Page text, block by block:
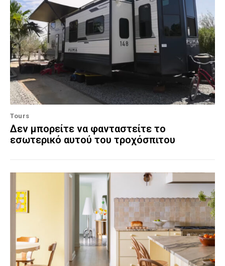
Tours
Δεν μπορείτε να φανταστείτε το
εσωτερικό αυτού του τροχόσπιτου